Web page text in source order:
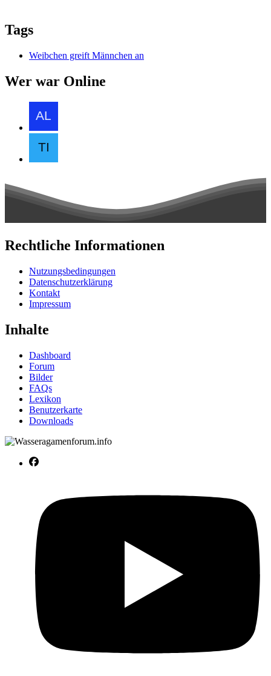
Tags
Weibchen greift Männchen an
Wer war Online
Rechtliche Informationen
Nutzungsbedingungen
Datenschutzerklärung
Kontakt
Impressum
Inhalte
Dashboard
Forum
Bilder
FAQs
Lexikon
Benutzerkarte
Downloads